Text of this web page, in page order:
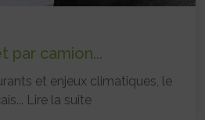
par camion...
et enjeux climatiques, le
Lire la suite